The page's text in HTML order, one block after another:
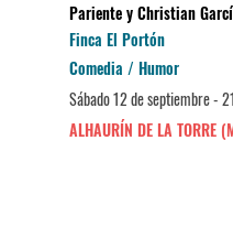
Pariente y Christian
Finca El Portón
Comedia / Humor
Sábado 12 de septiembre -
ALHAURÍN DE LA TORRE